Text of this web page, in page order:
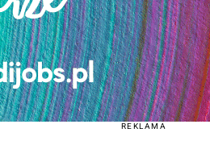
REKLAMA